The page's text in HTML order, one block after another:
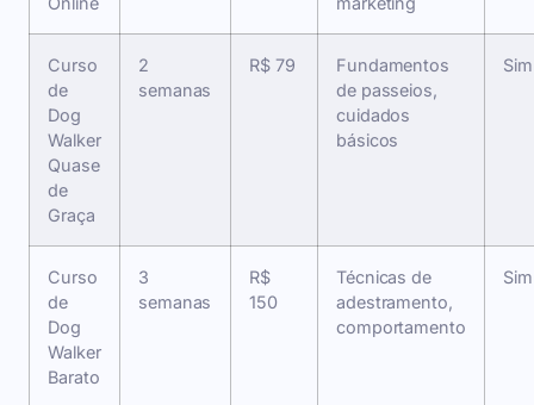
Curso
de
Dog
Walker
Quase
de
Graça
2
semanas
R$ 79
Fundamentos
de passeios,
cuidados
básicos
Sim
Curso
de
Dog
Walker
Barato
3
semanas
R$
150
Técnicas de
adestramento,
comportamento
Sim